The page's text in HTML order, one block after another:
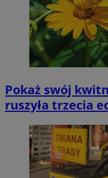
Pokaż swój
ruszyła trzecia